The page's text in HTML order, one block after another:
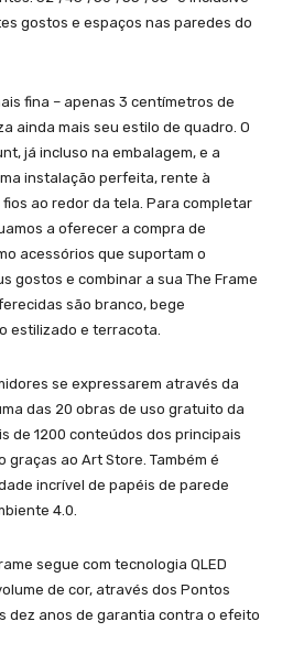
gostos e espaços nas paredes do
fina – apenas 3 centímetros de
ainda mais seu estilo de quadro. O
já incluso na embalagem, e a
instalação perfeita, rente à
ao redor da tela. Para completar
a oferecer a compra de
acessórios que suportam o
gostos e combinar a sua The Frame
são branco, bege
estilizado e terracota.
se expressarem através da
das 20 obras de uso gratuito da
de 1200 conteúdos dos principais
graças ao Art Store. Também é
incrível de papéis de parede
4.0.
segue com tecnologia QLED
de cor, através dos Pontos
dez anos de garantia contra o efeito